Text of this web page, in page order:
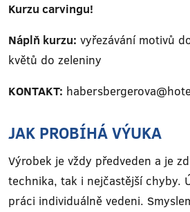
Kurzu carvingu!
Náplň kurzu: vyřezávání motivů
květů do zeleniny
KONTAKT:
JAK PROBÍHÁ VÝUKA
Výrobek je vždy předveden a je
technika, tak i nejčastější chyby.
práci individuálně vedeni.